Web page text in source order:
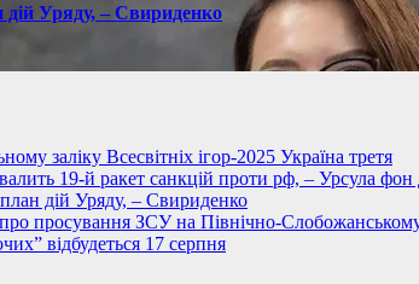
дій Уряду, – Свириденко
заліку Всесвітніх ігор-2025 Україна третя
19-й ракет санкцій проти рф, – Урсула фон
дій Уряду, – Свириденко
просування ЗСУ на Північно-
відбудеться 17 серпня